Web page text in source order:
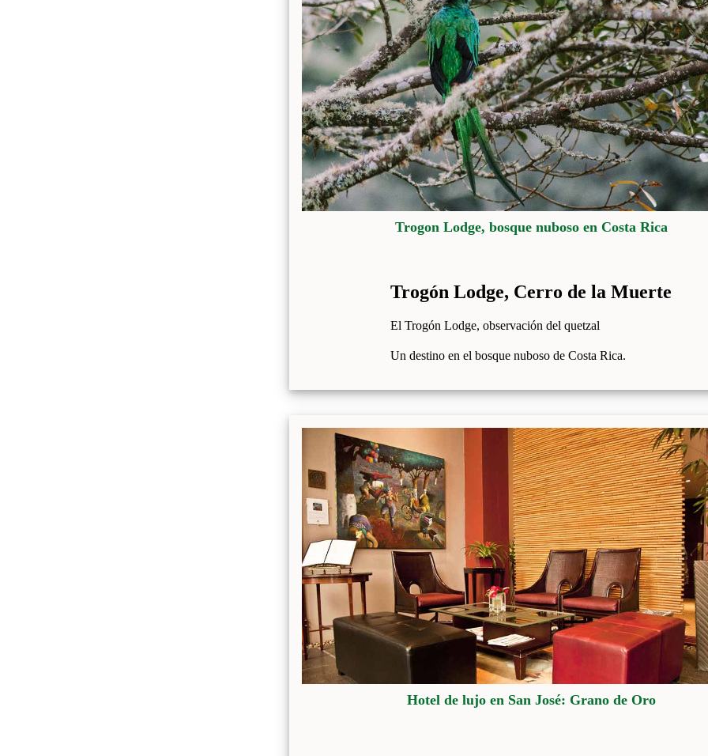
Trogon Lodge, bosque nuboso en Costa Rica
Trogón Lodge, Cerro de la Muerte
El Trogón Lodge, observación del quetzal
Un destino en el bosque nuboso de Costa Rica.
Hotel de lujo en San José: Grano de Oro